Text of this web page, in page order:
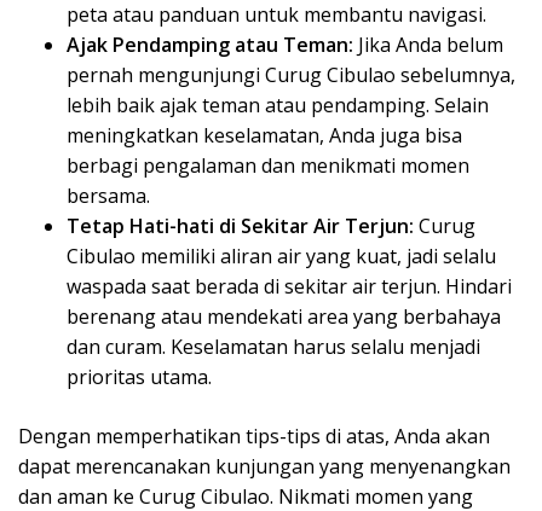
peta atau panduan untuk membantu navigasi.
Ajak Pendamping atau Teman: Jika Anda belum
pernah mengunjungi Curug Cibulao sebelumnya,
lebih baik ajak teman atau pendamping. Selain
meningkatkan keselamatan, Anda juga bisa
berbagi pengalaman dan menikmati momen
bersama.
Tetap Hati-hati di Sekitar Air Terjun: Curug
Cibulao memiliki aliran air yang kuat, jadi selalu
waspada saat berada di sekitar air terjun. Hindari
berenang atau mendekati area yang berbahaya
dan curam. Keselamatan harus selalu menjadi
prioritas utama.
Dengan memperhatikan tips-tips di atas, Anda akan
dapat merencanakan kunjungan yang menyenangkan
dan aman ke Curug Cibulao. Nikmati momen yang